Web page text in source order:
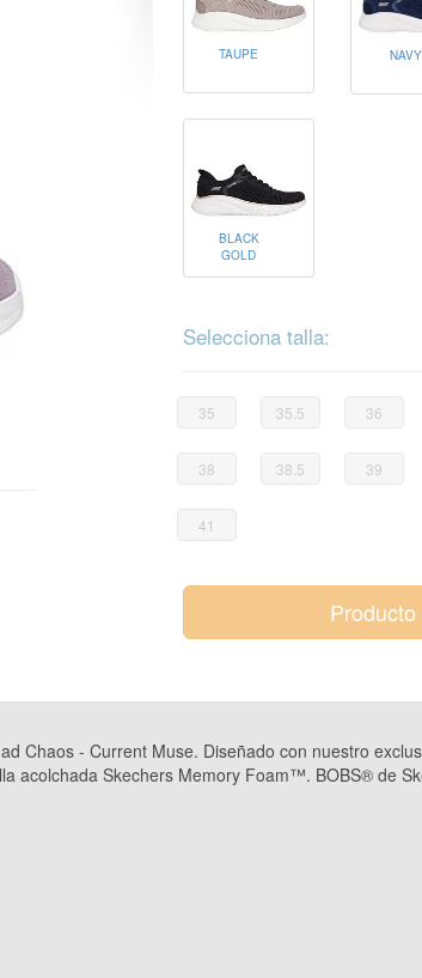
TAUPE NAVY
BLACK
GOLD
Selecciona talla:
35 35.5 36
38 38.5 39
41
Chaos - Current Muse. Diseñado con nuestro
acolchada Skechers Memory Foam™. BOBS® de